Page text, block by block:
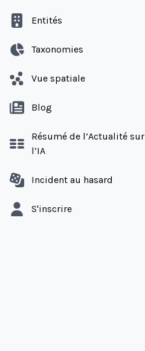
Entités
Taxonomies
Vue spatiale
Blog
Résumé de l’Actualité sur
l’IA
Incident au hasard
S'inscrire